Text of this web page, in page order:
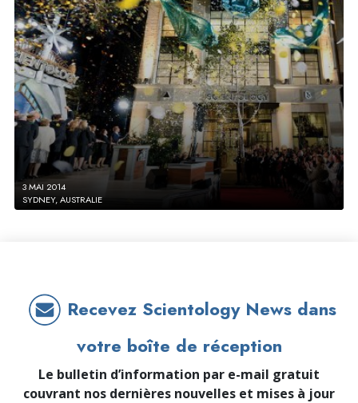
3 MAI 2014
SYDNEY, AUSTRALIE
Recevez Scientology News dans
votre boîte de réception
Le bulletin d’information par e-mail gratuit
couvrant nos dernières nouvelles et mises à jour